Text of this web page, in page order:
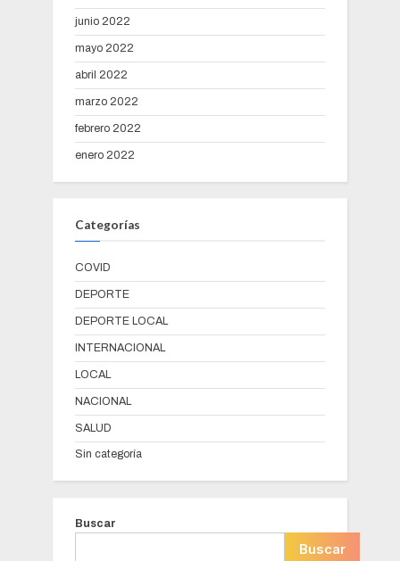
junio 2022
mayo 2022
abril 2022
marzo 2022
febrero 2022
enero 2022
Categorías
COVID
DEPORTE
DEPORTE LOCAL
INTERNACIONAL
LOCAL
NACIONAL
SALUD
Sin categoría
Buscar
Buscar